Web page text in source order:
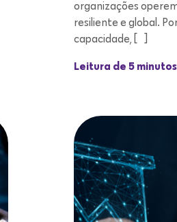
organizações
resiliente e global.
capacidade, […]
Leitura de 5 minutos